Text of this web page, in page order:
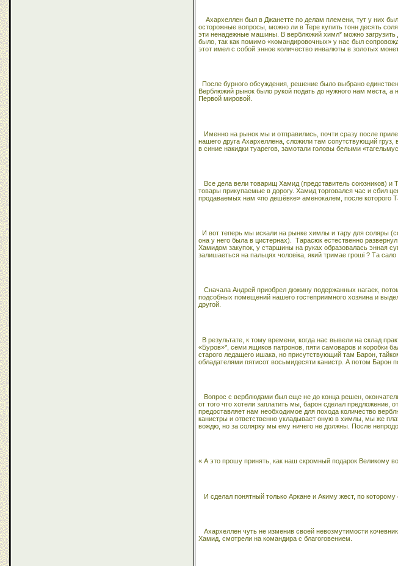
Ахархеллен был в Джанетте по делам племени, тут у них
осторожные вопросы, можно ли в Тере купить тонн десять
эти ненадежные машины. В верблюжий химл* можно загрузить
было, так как помимо «командировочных» у нас был
этот имел с собой энное количество инвалюты в золотых
После бурного обсуждения, решение было выбрано
Верблюжий рынок было рукой подать до нужного нам места,
Первой мировой.
Именно на рынок мы и отправились, почти сразу после
нашего друга Ахархеллена, сложили там сопутствующий
в синие накидки туарегов, замотали головы белыми
Все дела вели товарищ Хамид (представитель союзников)
товары прикупаемые в дорогу. Хамид торговался час и сбил
продаваемых нам «по дешёвке» аменокалем, после которого
И вот теперь мы искали на рынке химлы и тару для соляры
она у него была в цистернах).
Тарасюк естественно
Хамидом закупок, у старшины на руках образовалась энная
залишаеться на пальцях чоловіка, який тримае гроші ? Та сало
Сначала Андрей приобрел дюжину подержанных нагаек,
подсобных помещений нашего гостеприимного хозяина и
другой.
В результате, к тому времени, когда нас вывели на склад
«Буров»*, семи ящиков патронов, пяти самоваров и коробки
старого ледащего ишака, но присутствующий там Барон,
обладателями пятисот восьмидесяти канистр. А потом Барон
Вопрос с верблюдами был еще не до конца решен,
от того что хотели заплатить мы, барон сделал предложение,
предоставляет нам необходимое для похода количество
канистры и ответственно укладывает оную в химлы, мы же
вождю, но за солярку мы ему ничего не должны. После
« А это прошу принять, как наш скромный подарок Великому
И сделал понятный только Аркане и Акиму жест, по
Ахархеллен чуть не изменив своей невозмутимости
Хамид, смотрели на командира с благоговением.